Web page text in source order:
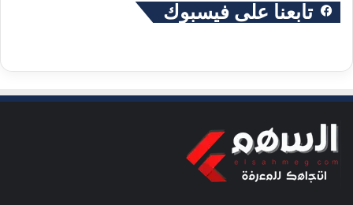
تابعنا على فيسبوك